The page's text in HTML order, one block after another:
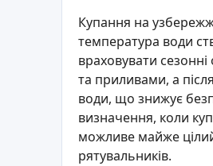
Купання на
температура води
враховувати
та приливами, а
води, що знижує
визначення, коли
можливе майже цілий
рятувальників.